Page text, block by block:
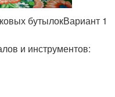
бутылокВариант 1
и инструментов: